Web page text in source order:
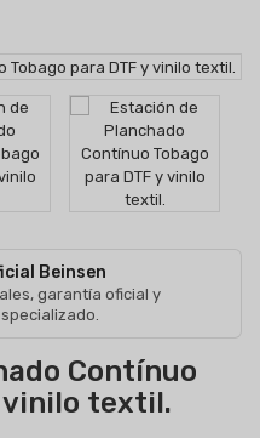
Beinsen
garantía oficial y
Contínuo
vinilo textil.